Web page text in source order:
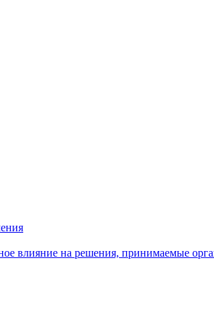
влияние на решения, принимаемые